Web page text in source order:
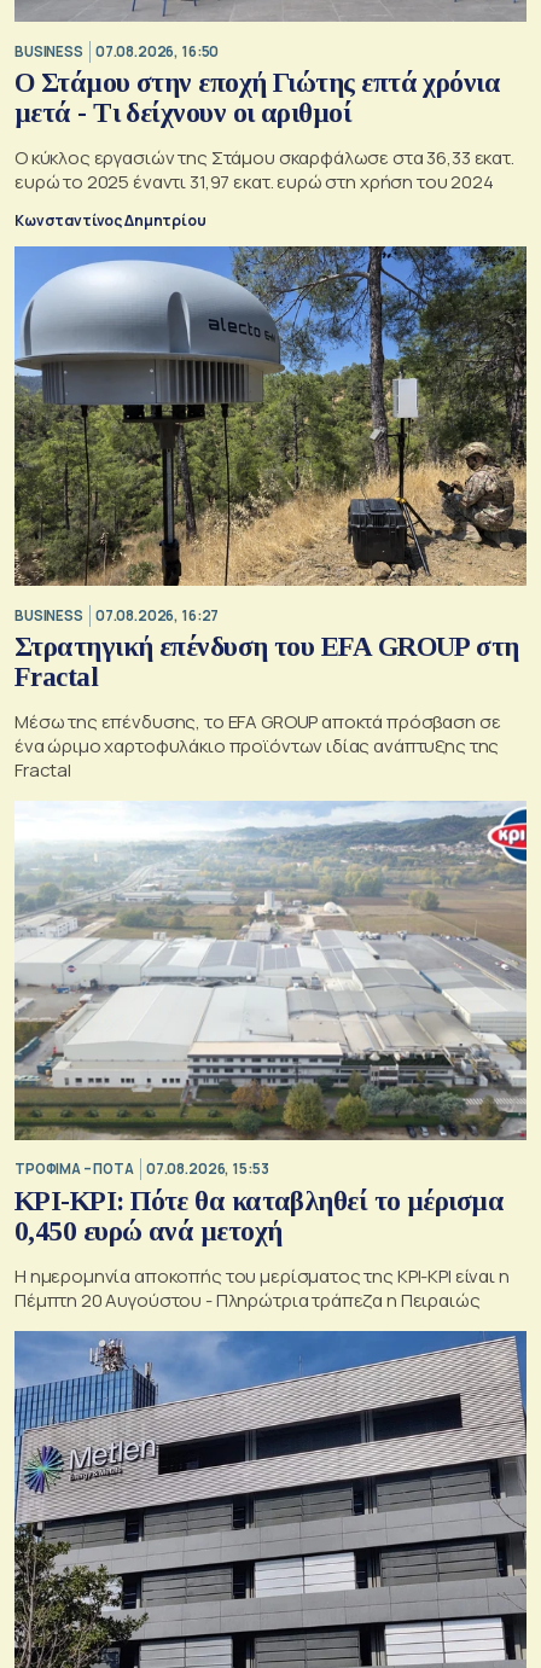
BUSINESS 07.08.2026, 16:50
Ο Στάμου στην εποχή Γιώτης επτά χρόνια
μετά - Τι δείχνουν οι αριθμοί
Ο κύκλος εργασιών της Στάμου σκαρφάλωσε στα 36,33 εκατ.
ευρώ το 2025 έναντι 31,97 εκατ. ευρώ στη χρήση του 2024
Κωνσταντίνος Δημητρίου
BUSINESS 07.08.2026, 16:27
Στρατηγική επένδυση του EFA GROUP στη
Fractal
Μέσω της επένδυσης, το EFA GROUP αποκτά πρόσβαση σε
ένα ώριμο χαρτοφυλάκιο προϊόντων ιδίας ανάπτυξης της
Fractal
ΤΡΟΦΙΜΑ – ΠΟΤΑ 07.08.2026, 15:53
ΚΡΙ-ΚΡΙ: Πότε θα καταβληθεί το μέρισμα
0,450 ευρώ ανά μετοχή
Η ημερομηνία αποκοπής του μερίσματος της ΚΡΙ-ΚΡΙ είναι η
Πέμπτη 20 Αυγούστου - Πληρώτρια τράπεζα η Πειραιώς